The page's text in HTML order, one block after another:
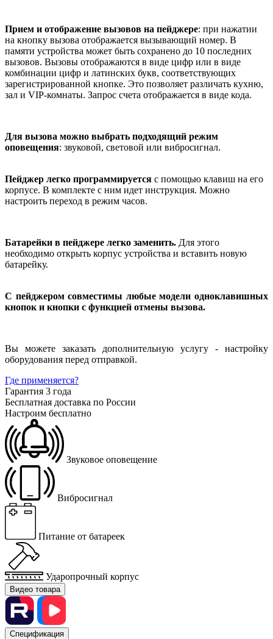
Прием и отображение вызовов на пейджере: при нажатии
на кнопку вызова отображается вызывающий номер. В
памяти устройства может быть сохранено до 10 последних
вызовов. Вызовы отображаются в виде цифр или в виде
комбинации цифр и латинских букв, соответствующих
зарегистрированной кнопке. Это позволяет различать кухню,
зал и VIP-комнаты. Запрос счета отображается в виде кода.
Для вызова можно выбрать подходящий режим
оповещения: звуковой, световой или вибросигнал.
Пейджер легко программируется с помощью клавиш на его
корпусе. В комплекте с ним идет инструкция. Можно
настроить переход в режим часов.
Батарейки в пейджере легко заменить. Для этого
необходимо открыть корпус устройства и вставить новую
батарейку.
С пейджером совместимы любые модели одноклавишных
кнопок и кнопки с функцией отмены вызова.
Вы можете заказать дополнительную услугу - настройку
оборудования перед отправкой.
Где применяется?
Гарантия 3 года
Бесплатная доставка по России
Настроим бесплатно
Звуковое оповещение
Вибросигнал
Питание от батареек
Ударопрочный корпус
Видео товара
Спецификация